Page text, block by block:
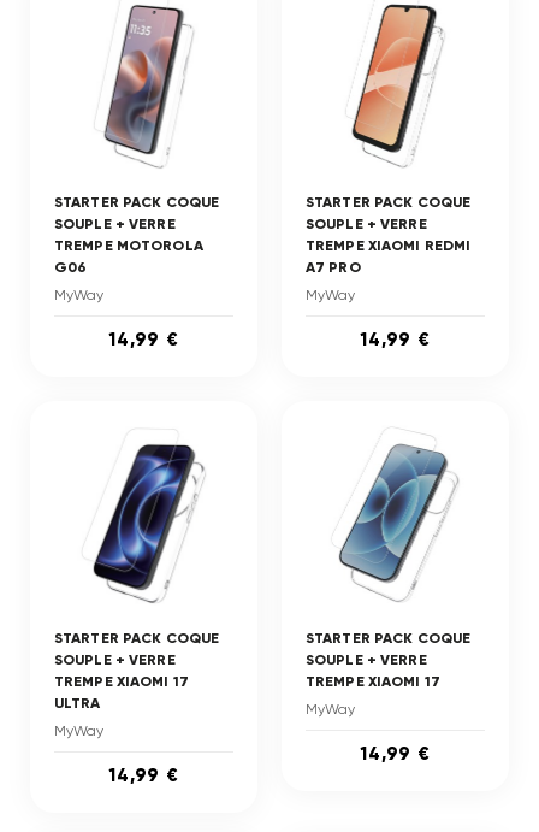
STARTER PACK COQUE
SOUPLE + VERRE
TREMPE MOTOROLA
G06
MyWay
14,99 €
STARTER PACK COQUE
SOUPLE + VERRE
TREMPE XIAOMI REDMI
A7 PRO
MyWay
14,99 €
STARTER PACK COQUE
SOUPLE + VERRE
TREMPE XIAOMI 17
ULTRA
MyWay
14,99 €
STARTER PACK COQUE
SOUPLE + VERRE
TREMPE XIAOMI 17
MyWay
14,99 €